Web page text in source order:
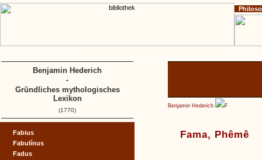
Benjamin Hederich F
Fama, Phêmê
Fabius
Fabulínus
Fadus
Benjamin Hederich
-
Gründliches mythologisches
Lexikon
(1770)